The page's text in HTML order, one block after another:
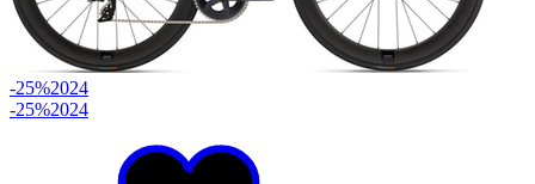
-25%2024
-25%2024